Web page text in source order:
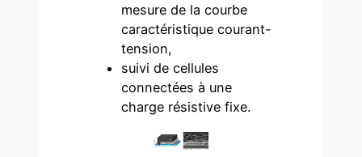
mesure de la courbe
caractéristique courant-
tension,
suivi de cellules
connectées à une
charge résistive fixe.